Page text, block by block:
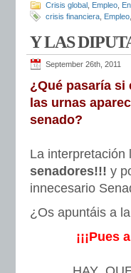
Crisis global Empleo
crisis financiera Empleo
Y LAS
September 26th, 2011
¿Qué pasaría si
las urnas
senado?
La interpretación
senadores!!! y
innecesario
¿Os apuntáis a